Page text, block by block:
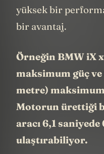
yüksek bir
bir avantaj.
Örneğin BMW iX
maksimum güç ve
metre)
Motorun ürettiği
aracı 6,1
ulaştırabiliyor.